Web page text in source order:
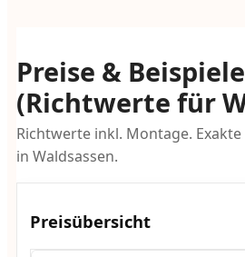
Preise & Beispiele
(Richtwerte für
Richtwerte inkl. Montage.
in Waldsassen.
Preisübersicht